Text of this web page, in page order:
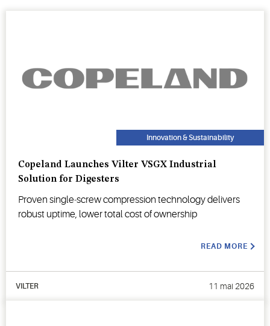
Innovation & Sustainability
Copeland Launches Vilter VSGX Industrial
Solution for Digesters
Proven single‑screw compression technology delivers
robust uptime, lower total cost of ownership
READ MORE
VILTER 11 mai 2026